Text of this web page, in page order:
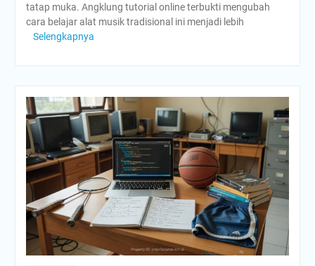
tatap muka. Angklung tutorial online terbukti mengubah
cara belajar alat musik tradisional ini menjadi lebih
Selengkapnya